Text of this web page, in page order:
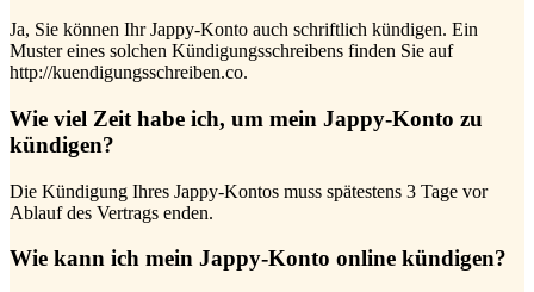
Ja, Sie können Ihr Jappy-Konto auch schriftlich kündigen. Ein
Muster eines solchen Kündigungsschreibens finden Sie auf
http://kuendigungsschreiben.co.
Wie viel Zeit habe ich, um mein Jappy-Konto zu
kündigen?
Die Kündigung Ihres Jappy-Kontos muss spätestens 3 Tage vor
Ablauf des Vertrags enden.
Wie kann ich mein Jappy-Konto online kündigen?